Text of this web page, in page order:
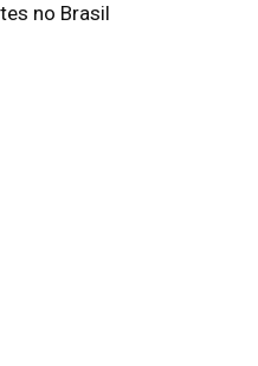
no Brasil